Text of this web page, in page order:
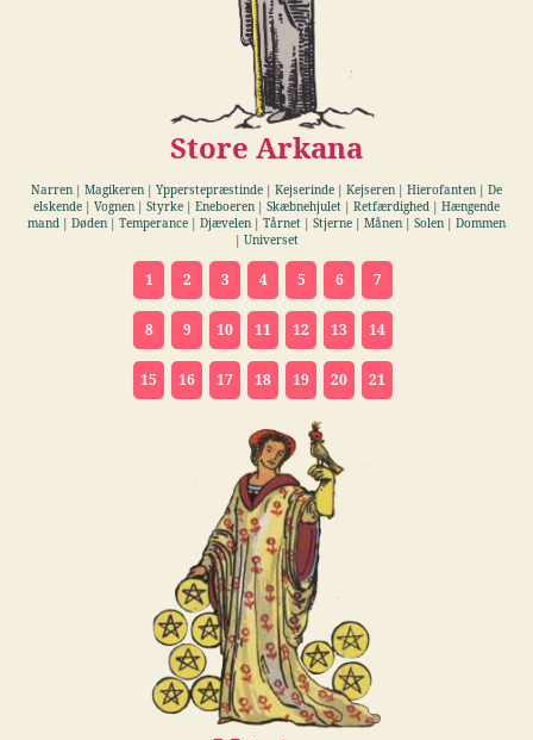
Store Arkana
Narren | Magikeren | Ypperstepræstinde | Kejserinde | Kejseren | Hierofanten | De
elskende | Vognen | Styrke | Eneboeren | Skæbnehjulet | Retfærdighed | Hængende
mand | Døden | Temperance | Djævelen | Tårnet | Stjerne | Månen | Solen | Dommen
| Universet
1 2 3 4 5 6 7
8 9 10 11 12 13 14
15 16 17 18 19 20 21